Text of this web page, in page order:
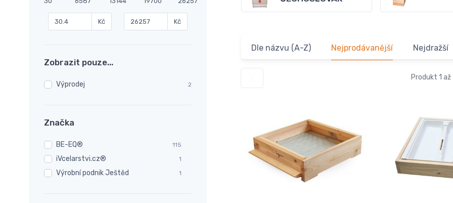
Kč Kč
Zobrazit pouze...
Výprodej 2
Značka
BE-EQ® 115
iVcelarstvi.cz® 1
Výrobní podnik Ještěd 1
Dle názvu (A-Z) Nejprodávanější Nejdražší
Produkt 1